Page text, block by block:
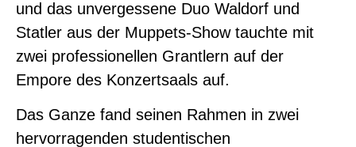
und das unvergessene Duo Waldorf und
Statler aus der Muppets-Show tauchte mit
zwei professionellen Grantlern auf der
Empore des Konzertsaals auf.
Das Ganze fand seinen Rahmen in zwei
hervorragenden studentischen